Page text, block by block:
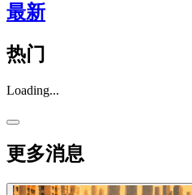
最新
热门
Loading...
更多消息